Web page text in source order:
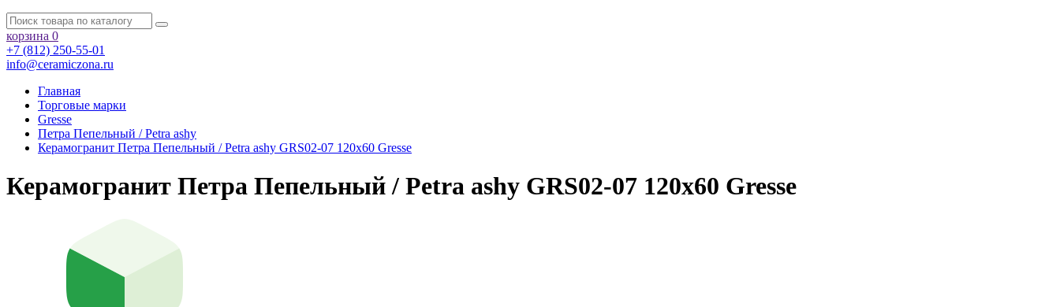
корзина 0
+7 (812) 250-55-01
info@ceramiczona.ru
Главная
Торговые марки
Gresse
Петра Пепельный / Petra ashy
Керамогранит Петра Пепельный / Petra ashy GRS02-07 120х60 Gresse
Керамогранит Петра Пепельный / Petra ashy GRS02-07 120х60 Gresse